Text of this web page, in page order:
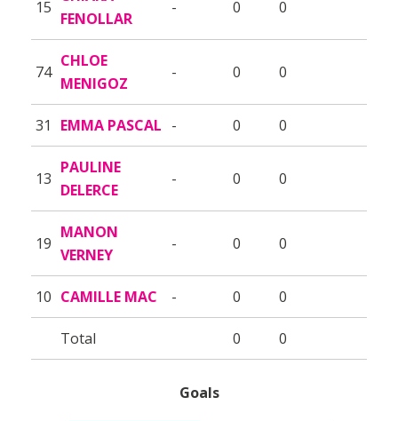
15
FENOLLAR
- 0 0
74
CHLOE
MENIGOZ
- 0 0
31 EMMA PASCAL - 0 0
13
PAULINE
DELERCE
- 0 0
19
MANON
VERNEY
- 0 0
10 CAMILLE MAC - 0 0
Total 0 0
Goals